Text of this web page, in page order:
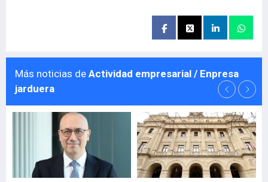
Más noticias de Actividad empresarial / Enpresa
jarduera